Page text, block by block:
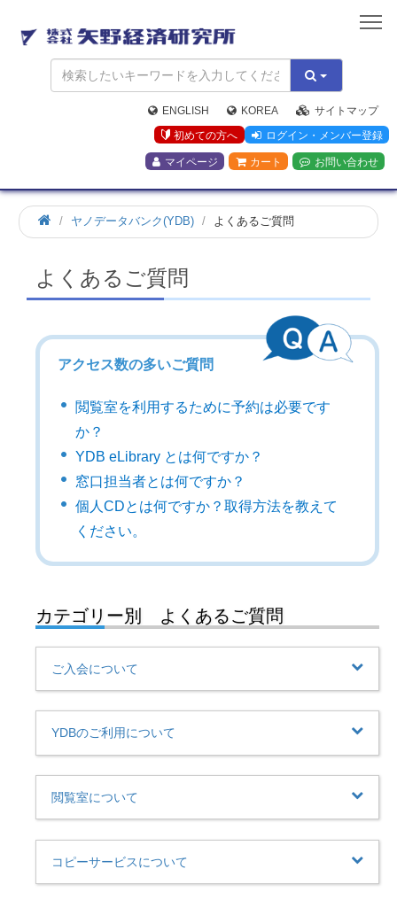
矢
野
経
済
研
究
所
ENGLISH KOREA
サイトマップ
初めての方へ
ログイン・メンバー登録
マイページ カート お問い合わせ
ヤノデータバンク(YDB) よくあるご質問
よくあるご質問
アクセス数の多いご質問
閲覧室を利用するために予約は必要です
か？
YDB eLibrary とは何ですか？
窓口担当者とは何ですか？
個人CDとは何ですか？取得方法を教えて
ください。
カテゴリー別 よくあるご質問
ご入会について
YDBのご利用について
閲覧室について
コピーサービスについて